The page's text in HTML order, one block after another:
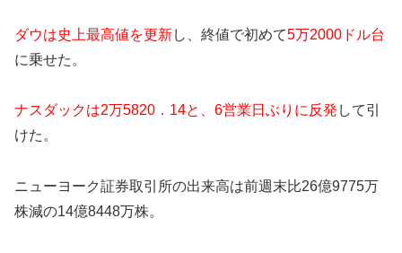
ダウは史上最高値を更新し、終値で初めて5万2000ドル台
に乗せた。
ナスダックは2万5820．14と、6営業日ぶりに反発 して引
けた。
ニューヨーク証券取引所の出来高は前週末比26億9775万
株減の14億8448万株。